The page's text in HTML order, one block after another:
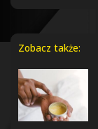
Zobacz także: